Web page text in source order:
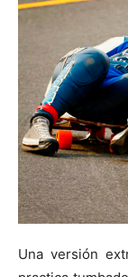
Una versión